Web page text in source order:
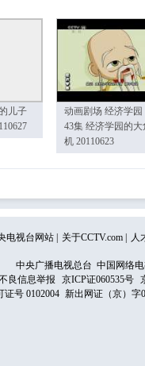
儿子
动画剧场 经济学园
43集 经济学园的大
机 20110623
电视台网站 关于CCTV.com 人
中央广播电视总台 中国网络
良信息举报
京ICP证060535号
号 0102004 新出网证（京）